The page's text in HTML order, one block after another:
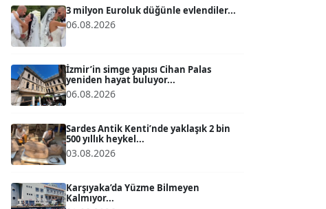
MERT ERBOY
B BÜLENT SAĞLAM
3 milyon Euroluk düğünle evlendiler...
06.08.2026
İzmir’in simge yapısı Cihan Palas
yeniden hayat buluyor...
06.08.2026
Sardes Antik Kenti’nde yaklaşık 2 bin
500 yıllık heykel...
03.08.2026
Karşıyaka’da Yüzme Bilmeyen
Kalmıyor...